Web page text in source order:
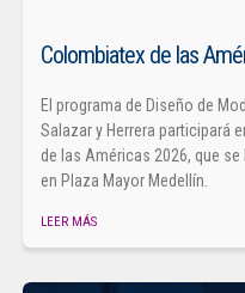
Colombiatex de las
El programa de Diseño de
Salazar y Herrera participará
de las Américas 2026, que
en Plaza Mayor Medellín.
LEER MÁS